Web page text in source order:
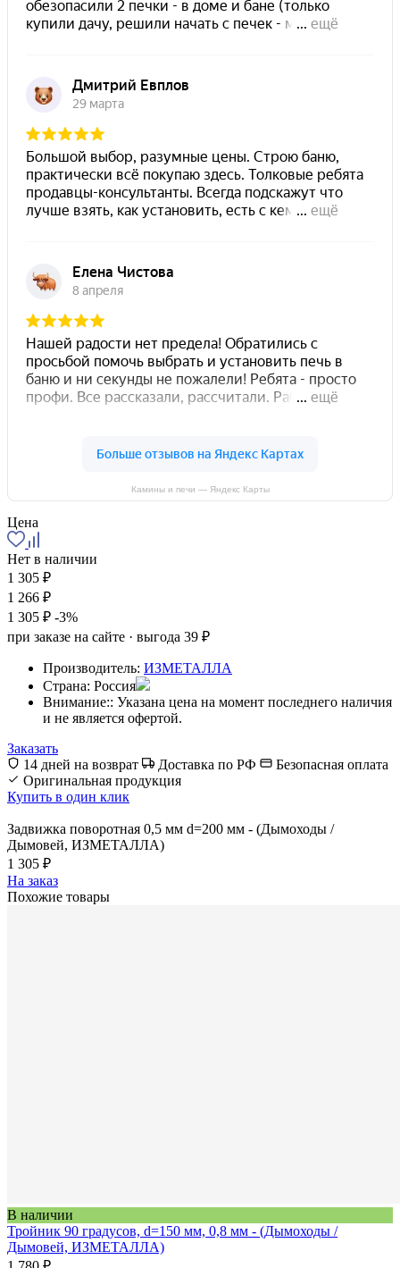
Камины и печи — Яндекс Карты
Цена
Нет в наличии
1 305 ₽
1 266 ₽
1 305 ₽ -3%
при заказе на сайте · выгода 39 ₽
Производитель: ИЗМЕТАЛЛА
Страна: Россия
Внимание:: Указана цена на момент последнего наличия
и не является офертой.
Заказать
14 дней на возврат
Доставка по РФ
Безопасная оплата
Оригинальная продукция
Купить в один клик
Задвижка поворотная 0,5 мм d=200 мм - (Дымоходы /
Дымовей, ИЗМЕТАЛЛА)
1 305 ₽
На заказ
Похожие товары
В наличии
Тройник 90 градусов, d=150 мм, 0,8 мм - (Дымоходы /
Дымовей, ИЗМЕТАЛЛА)